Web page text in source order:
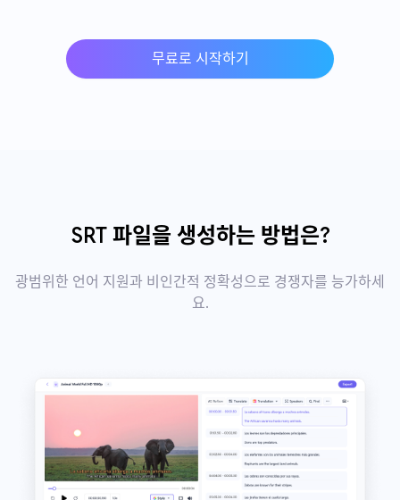
무료로 시작하기
SRT 파일을 생성하는 방법은?
광범위한 언어 지원과 비인간적 정확성으로 경쟁자를 능가하세
요.